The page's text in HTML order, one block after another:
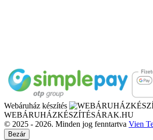
Webáruház készítés
WEBÁRUHÁZKÉSZÍTÉSÁRAK.HU
© 2025 - 2026. Minden jog fenntartva Vien
Bezár